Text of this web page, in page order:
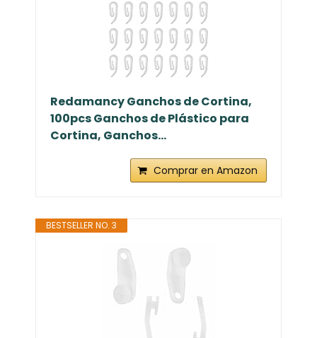
Redamancy Ganchos de Cortina,
100pcs Ganchos de Plástico para
Cortina, Ganchos...
Comprar en Amazon
BESTSELLER NO. 3